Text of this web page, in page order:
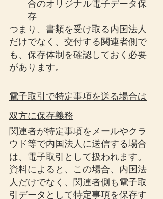
合のオリジナル電子データ保
存
つまり、書類を受け取る内国法人
だけでなく、交付する関連者側で
も、保存体制を確認しておく必要
があります。
電子取引で特定事項を送る場合は
双方に保存義務
関連者が特定事項をメールやクラ
ウド等で内国法人に送信する場合
は、電子取引として扱われます。
資料によると、この場合、内国法
人だけでなく、関連者側も電子取
引データとして特定事項を保存す